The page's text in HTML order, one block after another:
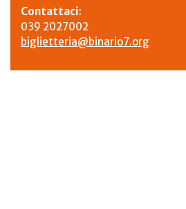
Contattaci:
039 2027002
biglietteria@binario7.org